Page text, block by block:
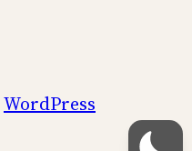
WordPress